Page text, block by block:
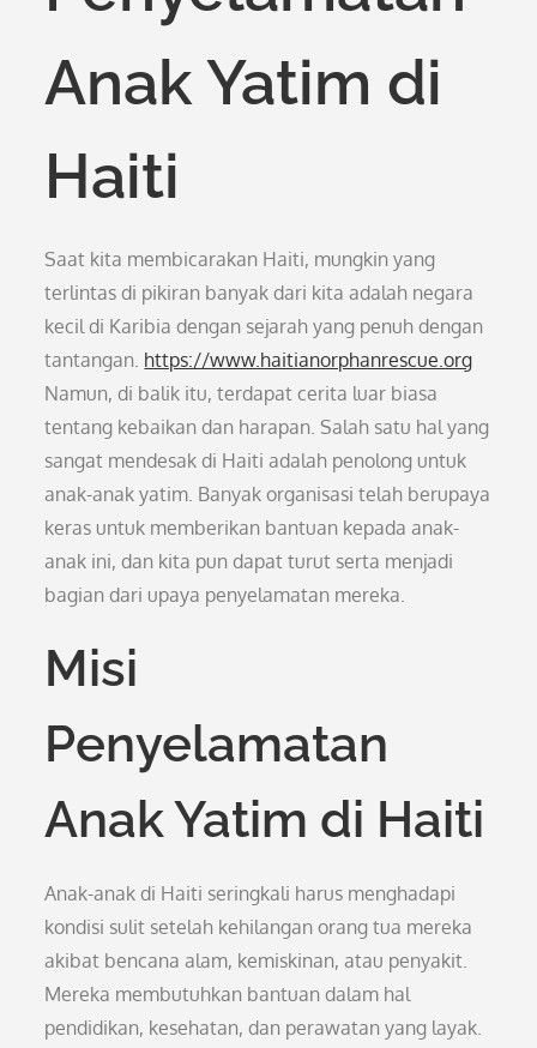
Anak Yatim di
Haiti
Saat kita membicarakan Haiti, mungkin yang
terlintas di pikiran banyak dari kita adalah negara
kecil di Karibia dengan sejarah yang penuh dengan
tantangan. https://www.haitianorphanrescue.org
Namun, di balik itu, terdapat cerita luar biasa
tentang kebaikan dan harapan. Salah satu hal yang
sangat mendesak di Haiti adalah penolong untuk
anak-anak yatim. Banyak organisasi telah berupaya
keras untuk memberikan bantuan kepada anak-
anak ini, dan kita pun dapat turut serta menjadi
bagian dari upaya penyelamatan mereka.
Misi
Penyelamatan
Anak Yatim di Haiti
Anak-anak di Haiti seringkali harus menghadapi
kondisi sulit setelah kehilangan orang tua mereka
akibat bencana alam, kemiskinan, atau penyakit.
Mereka membutuhkan bantuan dalam hal
pendidikan, kesehatan, dan perawatan yang layak.